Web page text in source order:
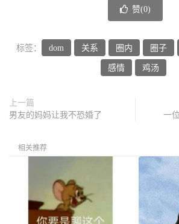
赞(0)
标签： dom 关系 圈内 圈子
感情 鸡汤
上一篇
男友的妈妈让我不恐婚了
一
相关推荐